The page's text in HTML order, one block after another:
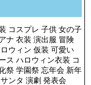
コスプレ 子供 女の子
ナ 衣装 演出服 冒険
ウィン 仮装 可愛い
ス ハロウィン衣装 コ
祭 学園祭 忘年会 新年
ンタ 演劇 発表会